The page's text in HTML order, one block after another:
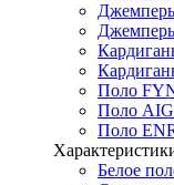
Поло
Поло
Поло
Белое